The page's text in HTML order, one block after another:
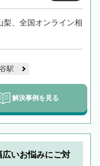
梨、全国オンライン相
駅
解決事例を見る
広いお悩みにご対